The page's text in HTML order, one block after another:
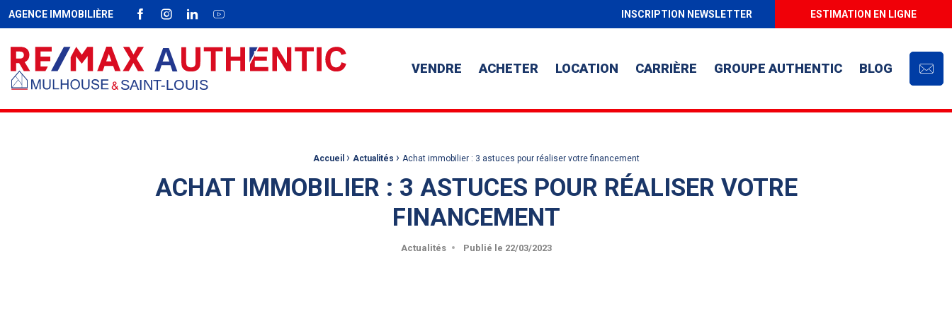
AGENCE IMMOBILIÈRE
FACEBOOK
INSTAGRAM
LINKEDINYOUTUBE
INSCRIPTION NEWSLETTER ESTIMATION EN LIGNE
VENDRE ACHETER LOCATION CARRIÈRE GROUPE AUTHENTIC BLOG
Accueil › Actualités › Achat immobilier : 3 astuces pour réaliser votre financement
ACHAT IMMOBILIER : 3 ASTUCES POUR RÉALISER VOTRE
FINANCEMENT
Actualités Publié le 22/03/2023